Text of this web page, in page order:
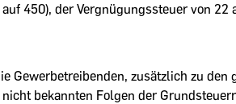
450), der Vergnügungssteuer von 22
Gewerbetreibenden, zusätzlich zu den
bekannten Folgen der